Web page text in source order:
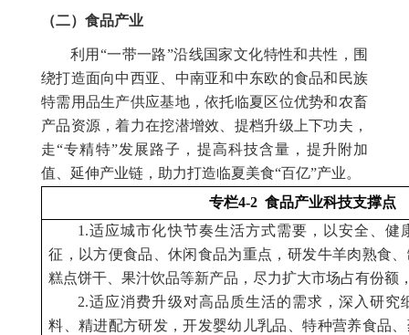
（二）食品产业
利用“一带一路”沿线国家文化特性和共性，围
绕打造面向中西亚、中南亚和中东欧的食品和民族
特需用品生产供应基地，依托临夏区位优势和农畜
产品资源，着力在挖潜增效、提档升级上下功夫，
走“专精特”发展路子，提高科技含量，提升附加
值、延伸产业链，助力打造临夏美食“百亿”产业。
专栏4-2 食品产业科技支撑点
1.适应城市化快节奏生活方式需要，以安全、健
征，以方便食品、休闲食品为重点，研发牛羊肉熟食
糕点饼干、果汁饮品等新产品，尽力扩大市场占有份额
2.适应消费升级对高品质生活的需求，深入研究
料、精进配方研发，开发婴幼儿乳品、特种营养食品